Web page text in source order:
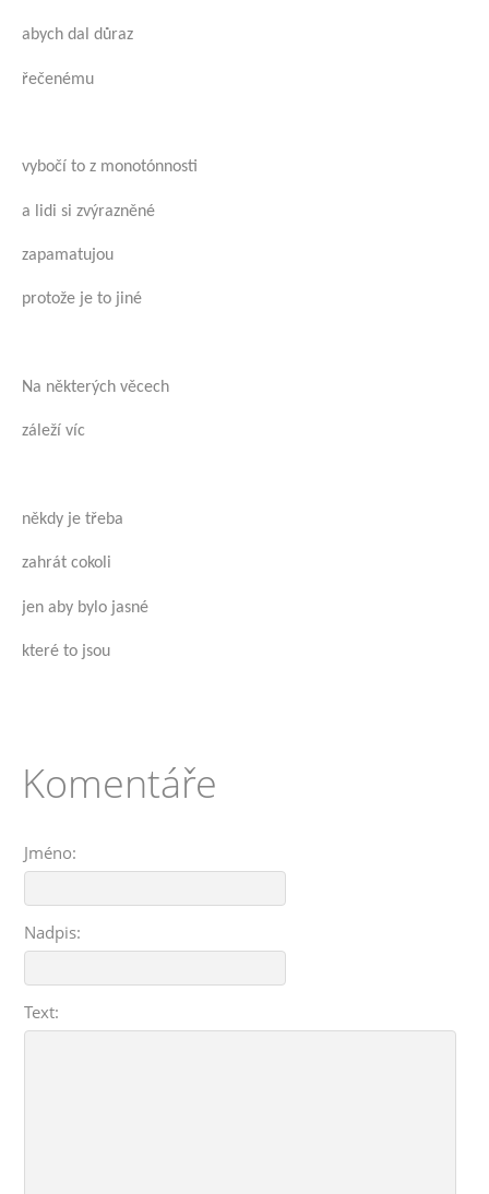
abych dal důraz
řečenému
vybočí to z monotónnosti
a lidi si zvýrazněné
zapamatujou
protože je to jiné
Na některých věcech
záleží víc
někdy je třeba
zahrát cokoli
jen aby bylo jasné
které to jsou
Komentáře
Jméno:
Nadpis:
Text: